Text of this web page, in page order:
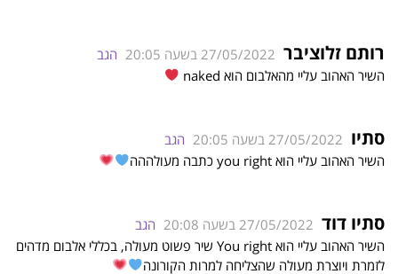
רותם זלוציבר 27/05/2022 בשעה 20:05
הגב
השיר האהוב עליי מהאלבום הוא naked
סתיו 27/05/2022 בשעה 20:05
הגב
השיר האהוב עליי הוא you right כתבה מעולההה
סתיו דוד 27/05/2022 בשעה 20:08
הגב
השיר האהוב עליי הוא You right שיר פשוט מעולה, בכללי אלבום מדהים
לזמרת ויוצרת מעולה שהצליחה למרות הקורונה